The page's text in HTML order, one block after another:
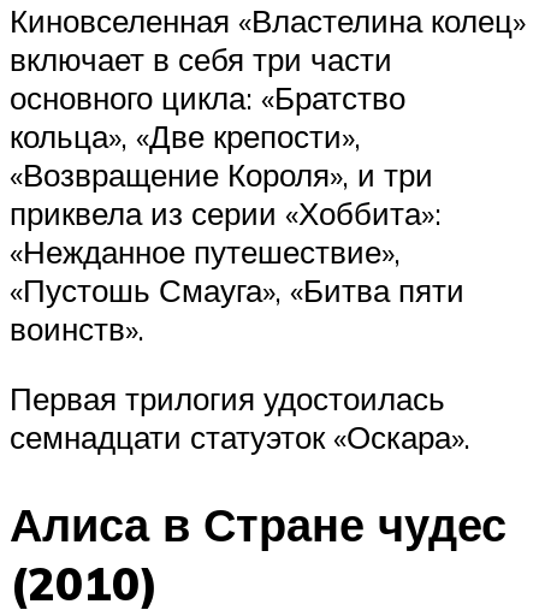
Киновселенная «Властелина колец»
включает в себя три части
основного цикла: «Братство
кольца», «Две крепости»,
«Возвращение Короля», и три
приквела из серии «Хоббита»:
«Нежданное путешествие»,
«Пустошь Смауга», «Битва пяти
воинств».
Первая трилогия удостоилась
семнадцати статуэток «Оскара».
Алиса в Стране чудес
(2010)